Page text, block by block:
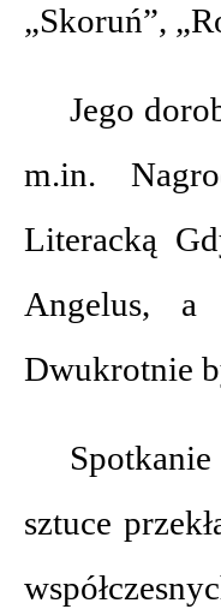
„Skoruń”,
Jego
m.in.
Literacką
Angelus, a
Dwukrotnie
sztuce